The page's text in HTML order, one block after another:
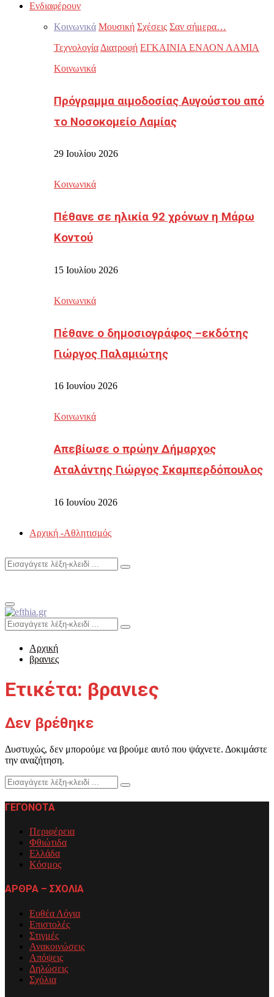
Ενδιαφέρουν
Κοινωνικά Μουσική Σχέσεις Σαν σήμερα…
Τεχνολογία Διατροφή ΕΓΚΑΙΝΙΑ ΕΝΑΟΝ ΛΑΜΙΑ
Κοινωνικά
Πρόγραμμα αιμοδοσίας Αυγούστου από
το Νοσοκομείο Λαμίας
29 Ιουλίου 2026
Κοινωνικά
Πέθανε σε ηλικία 92 χρόνων η Μάρω
Κοντού
15 Ιουλίου 2026
Κοινωνικά
Πέθανε ο δημοσιογράφος –εκδότης
Γιώργος Παλαμιώτης
16 Ιουνίου 2026
Κοινωνικά
Απεβίωσε ο πρώην Δήμαρχος
Αταλάντης Γιώργος Σκαμπερδόπουλος
16 Ιουνίου 2026
Αρχική -Αθλητισμός
Search
Search
Primary
Menu
Search
for:
Search
Αρχική
βρανιες
Ετικέτα: βρανιες
Δεν βρέθηκε
Δυστυχώς, δεν μπορούμε να βρούμε αυτό που ψάχνετε. Δοκιμάστε
την αναζήτηση.
Search
for:
Search
ΓΕΓΟΝΟΤΑ
Περιφέρεια
Φθιώτιδα
Ελλάδα
Κόσμος
ΑΡΘΡΑ – ΣΧΟΛΙΑ
Ευθέα Λόγια
Επιστολές
Στιγμές
Ανακοινώσεις
Απόψεις
Δηλώσεις
Σχόλια